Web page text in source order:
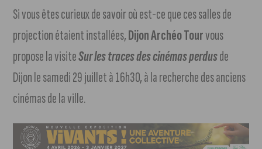
Si vous êtes curieux de savoir où est-ce que ces salles de
projection étaient installées,Dijon Archéo Tourvous
propose la visiteSur les traces des cinémas perdusde
Dijon le samedi 29 juillet à 16h30, à la recherche des anciens
cinémas de la ville.